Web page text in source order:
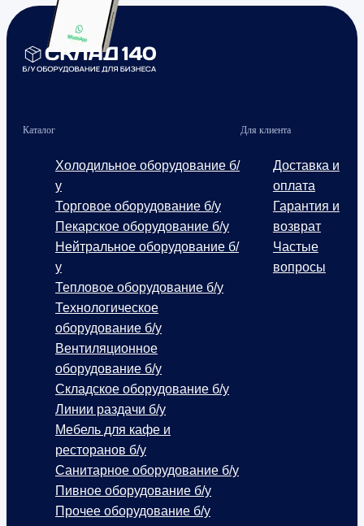
Каталог
Холодильное оборудование б/
у
Торговое оборудование б/у
Пекарское оборудование б/у
Нейтральное оборудование б/
у
Тепловое оборудование б/у
Технологическое
оборудование б/у
Вентиляционное
оборудование б/у
Складское оборудование б/у
Линии раздачи б/у
Мебель для кафе и
ресторанов б/у
Санитарное оборудование б/у
Пивное оборудование б/у
Прочее оборудование б/у
Для клиента
Доставка и
оплата
Гарантия и
возврат
Частые
вопросы